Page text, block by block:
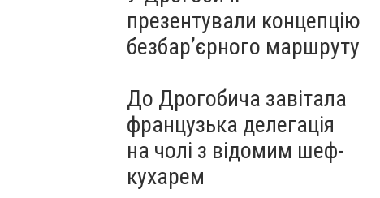
презентували концепцію
безбар’єрного маршруту
До Дрогобича завітала
французька делегація
на чолі з відомим шеф-
кухарем